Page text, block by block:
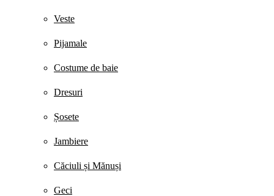
Veste
Pijamale
Costume de baie
Dresuri
Șosete
Jambiere
Căciuli și Mănuși
Geci